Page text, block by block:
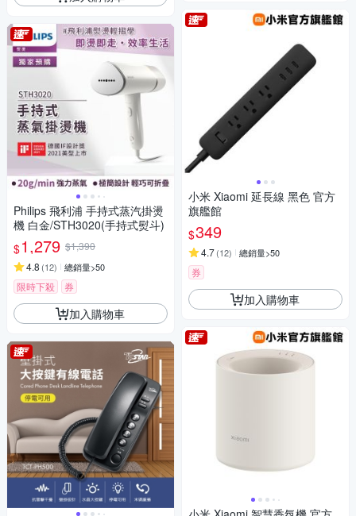
Philips 飛利浦 手持式蒸汽掛燙
機 白金/STH3020(手持式熨斗)
$1,279 $1,390
4.8 (12) 總銷量>50
限時下殺 券
加入購物車
小米 Xiaomi 延長線 黑色 官方
旗艦館
$349
4.7(12) 總銷量>50
券
加入購物車